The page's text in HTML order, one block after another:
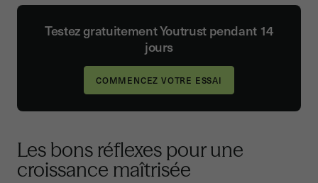
Testez gratuitement Youtrust pendant 14
jours
COMMENCEZ VOTRE ESSAI
Les bons réflexes pour une
croissance maîtrisée